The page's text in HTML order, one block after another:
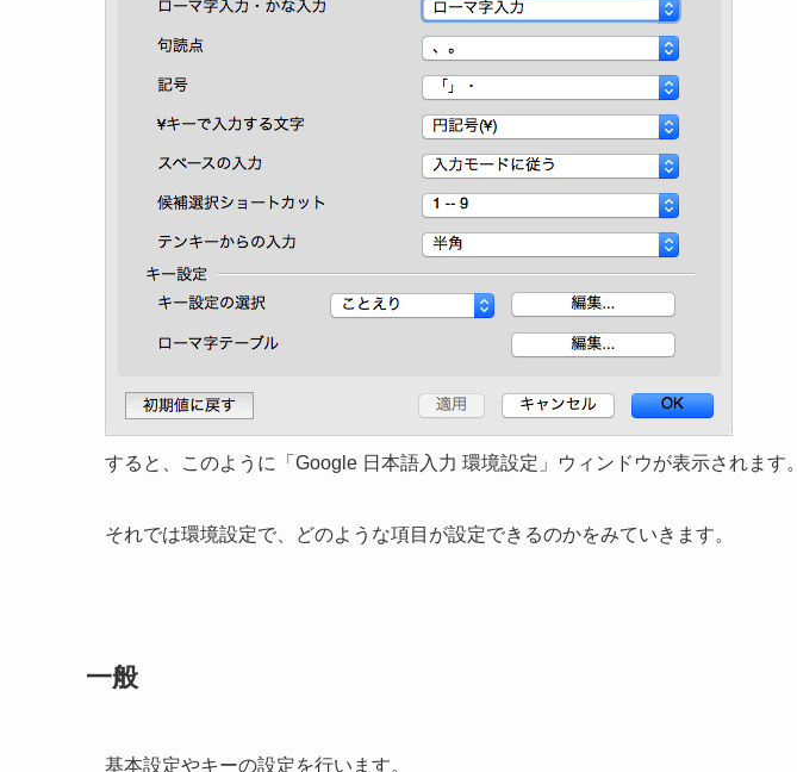
すると、このように「Google 日本語入力 環境設定」ウィンドウが表示されます。
それでは環境設定で、どのような項目が設定できるのかをみていきます。
一般
基本設定やキーの設定を行います。